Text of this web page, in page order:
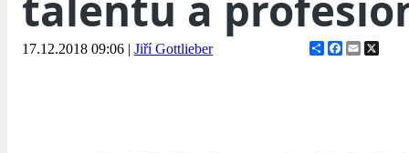
17.12.2018 09:06 | Jiří Gottlieber ShareFacebook
Email